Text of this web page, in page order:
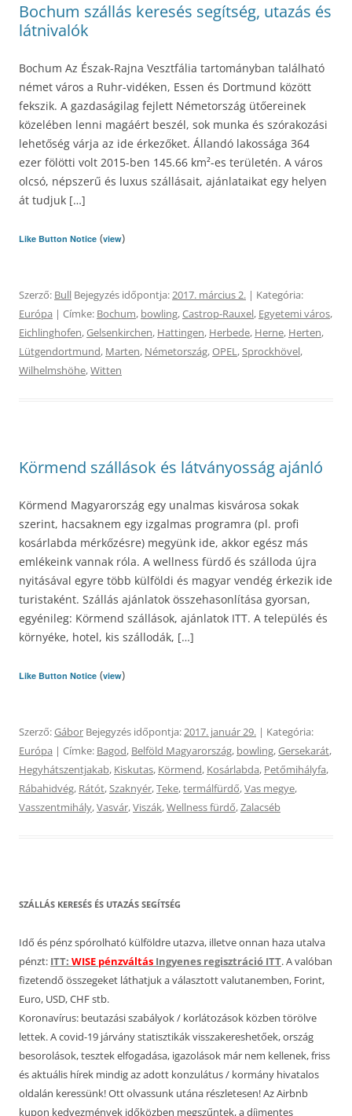
Bochum szállás keresés segítség, utazás és
látnivalók
Bochum Az Észak-Rajna Vesztfália tartományban található
német város a Ruhr-vidéken, Essen és Dortmund között
fekszik. A gazdaságilag fejlett Németország ütőereinek
közelében lenni magáért beszél, sok munka és szórakozási
lehetőség várja az ide érkezőket. Állandó lakossága 364
ezer fölötti volt 2015-ben 145.66 km²-es területén. A város
olcsó, népszerű és luxus szállásait, ajánlataikat egy helyen
át tudjuk […]
Like Button Notice (view)
Szerző: Bull Bejegyzés időpontja:2017. március 2. | Kategória:
Európa | Címke: Bochum, bowling,Castrop-Rauxel, Egyetemi város,
Eichlinghofen,Gelsenkirchen, Hattingen, Herbede, Herne, Herten,
Lütgendortmund, Marten, Németország,OPEL,Sprockhövel,
Wilhelmshöhe,Witten
Körmend szállások és látványosság ajánló
Körmend Magyarország egy unalmas kisvárosa sokak
szerint, hacsaknem egy izgalmas programra (pl. profi
kosárlabda mérkőzésre) megyünk ide, akkor egész más
emlékeink vannak róla. A wellness fürdő és szálloda újra
nyitásával egyre több külföldi és magyar vendég érkezik ide
turistaként. Szállás ajánlatok összehasonlítása gyorsan,
egyénileg: Körmend szállások, ajánlatok ITT. A település és
környéke, hotel, kis szállodák, […]
Like Button Notice (view)
Szerző:Gábor Bejegyzés időpontja:2017. január 29. | Kategória:
Európa | Címke: Bagod, Belföld Magyarország, bowling,Gersekarát,
Hegyhátszentjakab, Kiskutas, Körmend, Kosárlabda, Petőmihályfa,
Rábahidvég, Rátót,Szaknyér,Teke,termálfürdő,Vas megye,
Vasszentmihály,Vasvár,Viszák,Wellness fürdő,Zalacséb
SZÁLLÁS KERESÉS ÉS UTAZÁS SEGÍTSÉG
Idő és pénz spórolható külföldre utazva, illetve onnan haza utalva
pénzt: ITT: WISE pénzváltás Ingyenes regisztráció ITT. A valóban
fizetendő összegeket láthatjuk a választott valutanemben, Forint,
Euro, USD, CHF stb.
Koronavírus: beutazási szabályok / korlátozások közben törölve
lettek. A covid-19 járvány statisztikák visszakereshetőek, ország
besorolások, tesztek elfogadása, igazolások már nem kellenek, friss
és aktuális hírek mindig az adott konzulátus / kormány hivatalos
oldalán keressünk! Ott olvassunk utána részletesen! Az Airbnb
kupon kedvezmények időközben megszűntek, a díjmentes